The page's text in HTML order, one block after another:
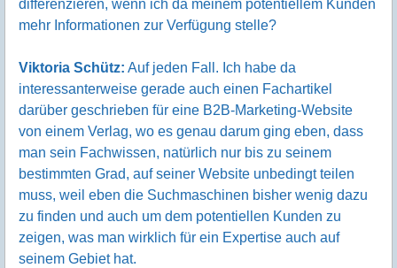
differenzieren, wenn ich da meinem potentiellem Kunden
mehr Informationen zur Verfügung stelle?
Viktoria Schütz: Auf jeden Fall. Ich habe da
interessanterweise gerade auch einen Fachartikel
darüber geschrieben für eine B2B-Marketing-Website
von einem Verlag, wo es genau darum ging eben, dass
man sein Fachwissen, natürlich nur bis zu seinem
bestimmten Grad, auf seiner Website unbedingt teilen
muss, weil eben die Suchmaschinen bisher wenig dazu
zu finden und auch um dem potentiellen Kunden zu
zeigen, was man wirklich für ein Expertise auch auf
seinem Gebiet hat.